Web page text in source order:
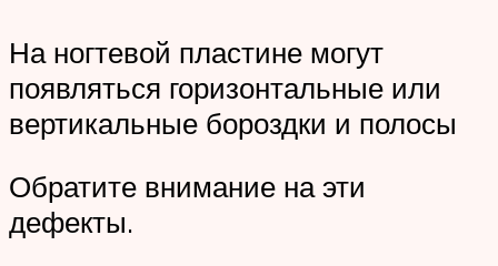
На ногтевой пластине могут
появляться горизонтальные или
вертикальные бороздки и полосы
Обратите внимание на эти
дефекты.